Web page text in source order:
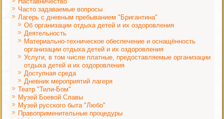
Часто задаваемые вопросы
Лагерь с дневным пребыванием "Бригантина"
Об организации отдыха детей и их оздоровления
Деятельность
Материально-техническое обеспечение и оснащённость
организации отдыха детей и их оздоровления
Услуги, в том числе платные, предоставляемые организации
отдыха детей и их оздоровления
Доступная среда
Дневник мероприятий лагеря
Театр "Тили-Бом"
Музей Боевой Славы
Музей русского быта "Любо"
Правоприменительные процедуры